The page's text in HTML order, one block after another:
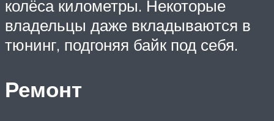
колёса километры. Некоторые
владельцы даже вкладываются в
тюнинг, подгоняя байк под себя.
Ремонт